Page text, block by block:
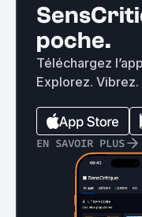
poche.
Téléchargez
Explorez. Vibrez.
EN SAVOIR PLUS